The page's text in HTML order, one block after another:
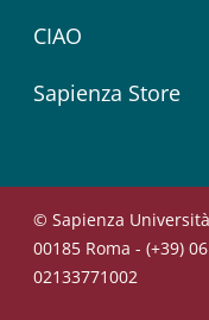
CIAO
Sapienza Store
© Sapienza
00185 Roma - (+39)
02133771002